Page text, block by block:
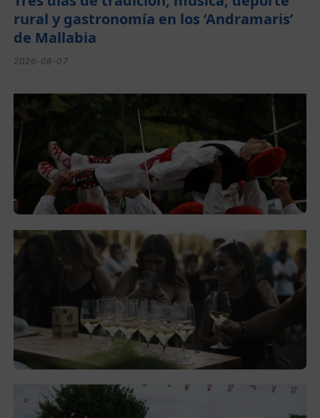
rural y gastronomía en los ‘Andramaris’
de Mallabia
2026-08-07
Lorentzo Deunaren jaiak domekan
hasiko dira Montorran eta Berrizen
2026-08-05
El festival de Bizkaiko Txakolina ‘Mahasti
Artean’ llega a Durangaldea en
septiembre
2026-08-03